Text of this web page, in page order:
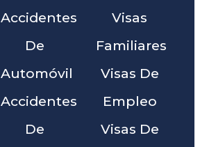
Accidentes
De
Automóvil
Accidentes
De
Visas
Familiares
Visas De
Empleo
Visas De